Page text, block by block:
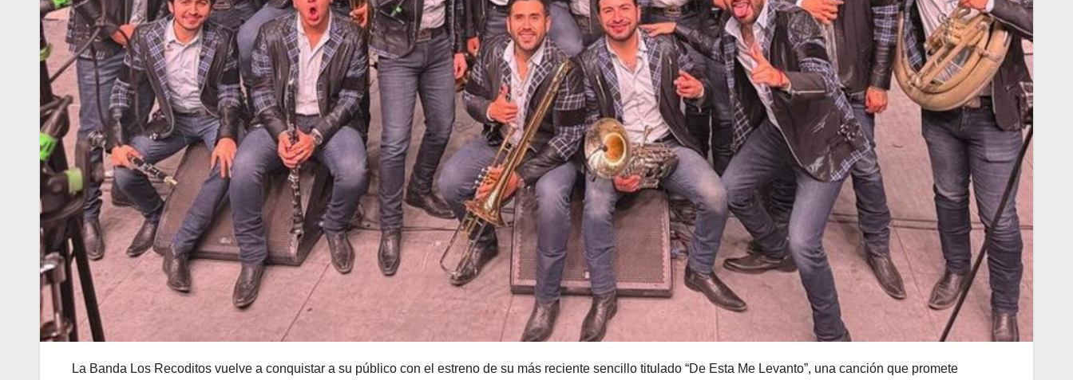
La Banda Los Recoditos vuelve a conquistar a su público con el estreno de su más reciente sencillo titulado “De Esta Me Levanto”, una canción que promete